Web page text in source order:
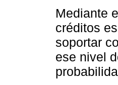
Mediante
créditos
soportar
ese nivel